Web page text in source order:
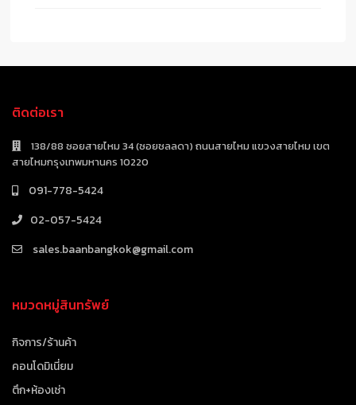
ติดต่อเรา
138/88 ซอยสายไหม 34 (ซอยชลลดา) ถนนสายไหม แขวงสายไหม เขต
สายไหมกรุงเทพมหานคร 10220
091-778-5424
02-057-5424
sales.baanbangkok@gmail.com
หมวดหมู่สินทรัพย์
กิจการ/ร้านค้า
คอนโดมิเนี่ยม
ตึก+ห้องเช่า